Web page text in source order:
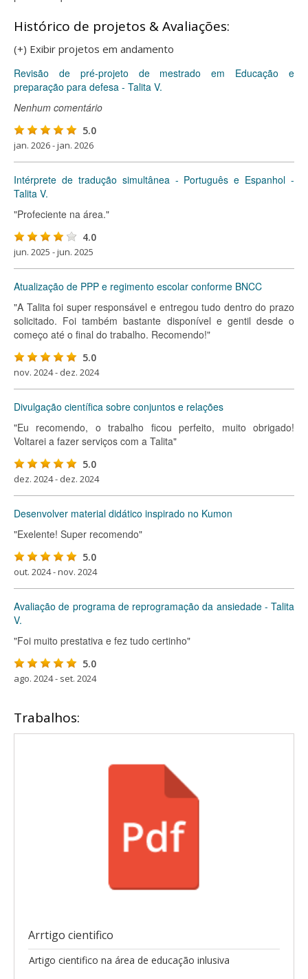
Histórico de projetos & Avaliações:
(+) Exibir projetos em andamento
Revisão de pré-projeto de mestrado em Educação e
preparação para defesa - Talita V.
Nenhum comentário
5.0
jan. 2026 - jan. 2026
Intérprete de tradução simultânea - Português e Espanhol -
Talita V.
"Profeciente na área."
4.0
jun. 2025 - jun. 2025
Atualização de PPP e regimento escolar conforme BNCC
"A Talita foi super responsável e entregou tudo dentro do prazo
solicitado. Foi também bastante disponível e gentil desde o
começo até o final do trabalho. Recomendo!"
5.0
nov. 2024 - dez. 2024
Divulgação científica sobre conjuntos e relações
"Eu recomendo, o trabalho ficou perfeito, muito obrigado!
Voltarei a fazer serviços com a Talita"
5.0
dez. 2024 - dez. 2024
Desenvolver material didático inspirado no Kumon
"Exelente! Super recomendo"
5.0
out. 2024 - nov. 2024
Avaliação de programa de reprogramação da ansiedade - Talita
V.
"Foi muito prestativa e fez tudo certinho"
5.0
ago. 2024 - set. 2024
Trabalhos:
Arrtigo cientifico
Artigo cientifico na área de educação inlusiva